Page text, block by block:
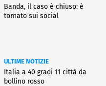
Banda, il caso è chiuso: è
tornato sui social
ULTIME NOTIZIE
Italia a 40 gradi 11 città da
bollino rosso